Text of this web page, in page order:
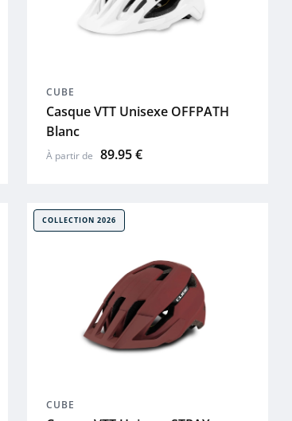
CUBE
Casque VTT Unisexe OFFPATH
Blanc
À partir de 89.95 €
COLLECTION 2026
CUBE